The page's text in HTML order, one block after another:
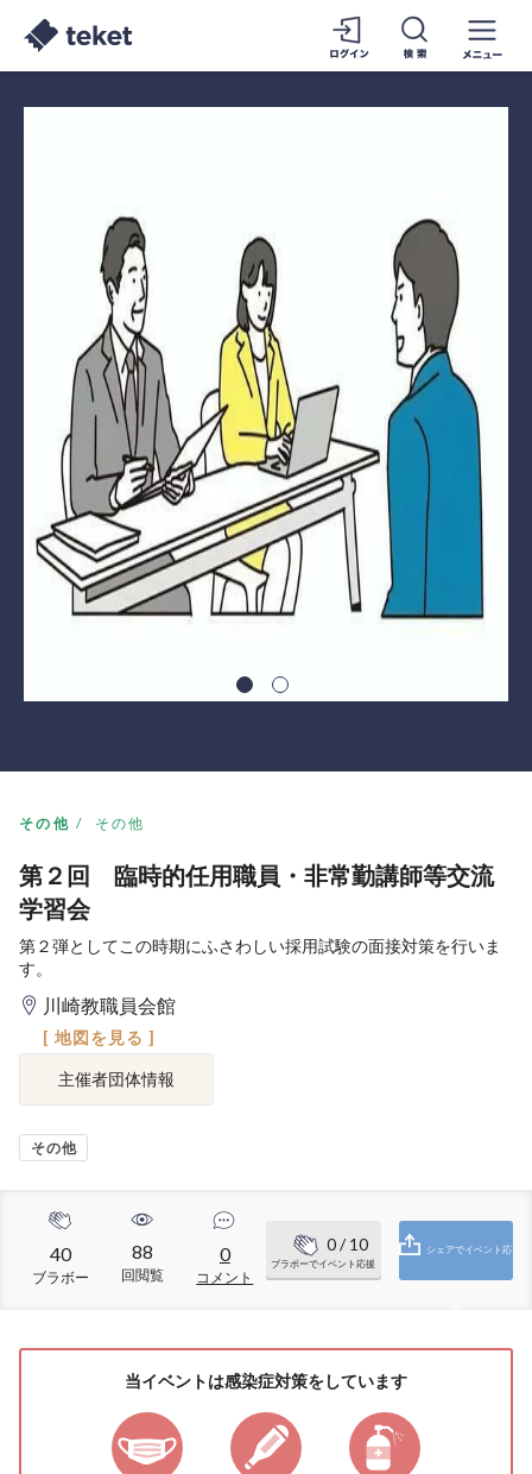
その他 その他
第２回 臨時的任用職員・非常勤講師等交流
学習会
第２弾としてこの時期にふさわしい採用試験の面接対策を行いま
す。
川崎教職員会館
[ 地図を見る ]
主催者団体情報
その他
40
ブラボー
88
回閲覧
0
コメント
0/ 10
ブラボーでイベント応援
シェアでイベント応
当イベントは感染症対策をしています